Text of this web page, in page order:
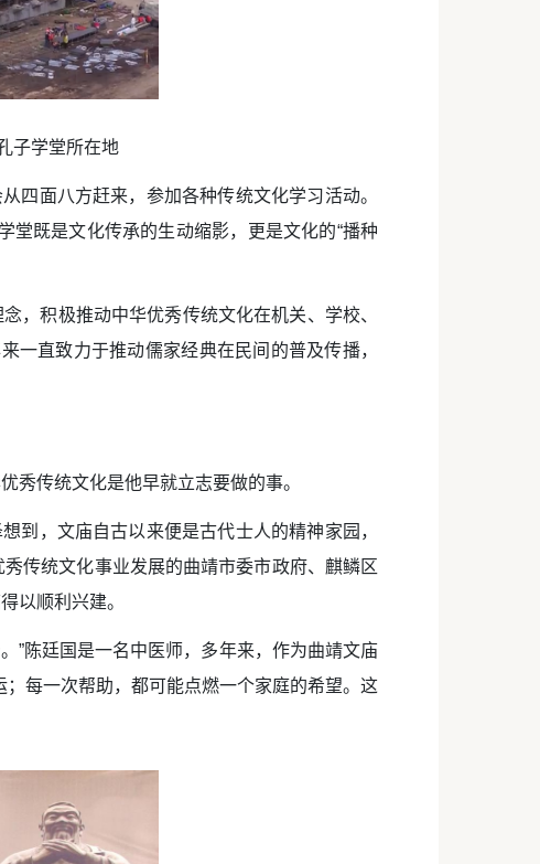
子学堂所在地
四面八方赶来，参加各种传统文化学习活动。
既是文化传承的生动缩影，更是文化的“播种
，积极推动中华优秀传统文化在机关、学校、
一直致力于推动儒家经典在民间的普及传播，
秀传统文化是他早就立志要做的事。
到，文庙自古以来便是古代士人的精神家园，
传统文化事业发展的曲靖市委市政府、麒鳞区
以顺利兴建。
”陈廷国是一名中医师，多年来，作为曲靖文庙
每一次帮助，都可能点燃一个家庭的希望。这